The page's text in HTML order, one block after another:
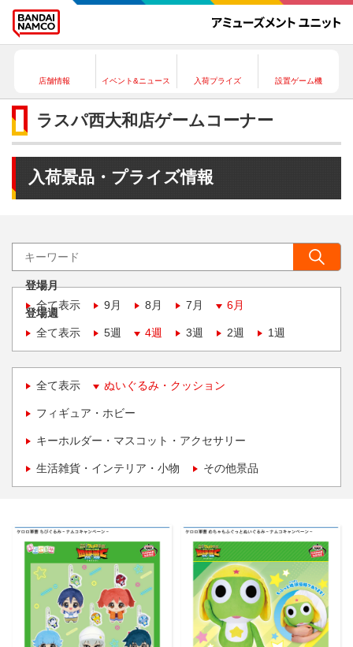
店舗情報 イベント&ニュース 入荷プライズ 設置ゲーム機
ラスパ西大和店ゲームコーナー
入荷景品・プライズ情報
登場月
全て表示
9月 8月 7月 6月
登場週
全て表示
5週 4週 3週 2週 1週
全て表示 ぬいぐるみ・クッション
フィギュア・ホビー
キーホルダー・マスコット・アクセサリー
生活雑貨・インテリア・小物 その他景品